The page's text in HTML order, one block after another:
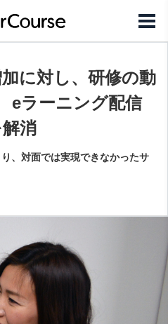
に対し、研修の動
ラーニング配信
消
、対面では実現できなかったサ